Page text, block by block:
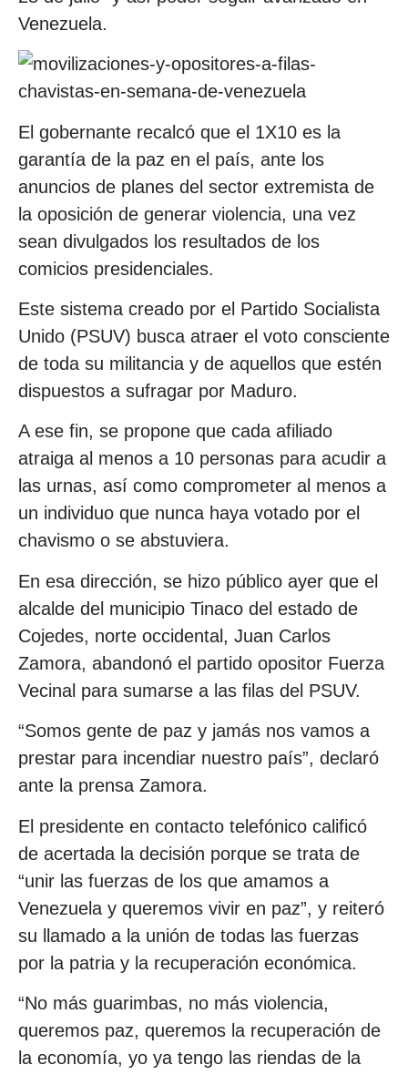
Venezuela.
El gobernante recalcó que el 1X10 es la
garantía de la paz en el país, ante los
anuncios de planes del sector extremista de
la oposición de generar violencia, una vez
sean divulgados los resultados de los
comicios presidenciales.
Este sistema creado por el Partido Socialista
Unido (PSUV) busca atraer el voto consciente
de toda su militancia y de aquellos que estén
dispuestos a sufragar por Maduro.
A ese fin, se propone que cada afiliado
atraiga al menos a 10 personas para acudir a
las urnas, así como comprometer al menos a
un individuo que nunca haya votado por el
chavismo o se abstuviera.
En esa dirección, se hizo público ayer que el
alcalde del municipio Tinaco del estado de
Cojedes, norte occidental, Juan Carlos
Zamora, abandonó el partido opositor Fuerza
Vecinal para sumarse a las filas del PSUV.
“Somos gente de paz y jamás nos vamos a
prestar para incendiar nuestro país”, declaró
ante la prensa Zamora.
El presidente en contacto telefónico calificó
de acertada la decisión porque se trata de
“unir las fuerzas de los que amamos a
Venezuela y queremos vivir en paz”, y reiteró
su llamado a la unión de todas las fuerzas
por la patria y la recuperación económica.
“No más guarimbas, no más violencia,
queremos paz, queremos la recuperación de
la economía, yo ya tengo las riendas de la